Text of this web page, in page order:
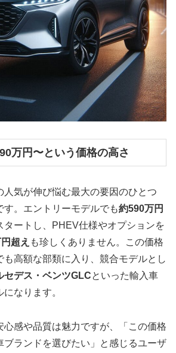
万円〜という価格の高さ
人気が伸び悩む最大の要因のひとつ
す。エントリーモデルでも約590万円
タートし、PHEV仕様やオプションを
超え も珍しくありません。この価格
も高額な部類に入り、競合モデルとし
セデス・ベンツGLCといった輸入車
なります。
心感や品質は魅力ですが、「この価格
ブランドを選びたい」と感じるユーザ